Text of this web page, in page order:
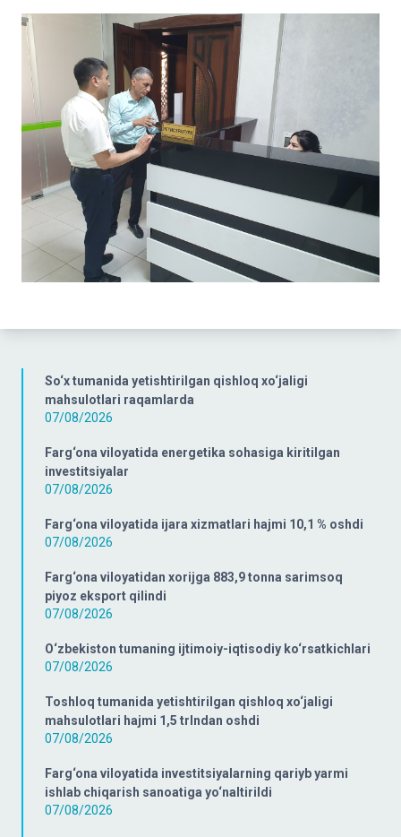
So‘x tumanida yetishtirilgan qishloq xo‘jaligi
mahsulotlari raqamlarda
07/08/2026
Farg‘ona viloyatida energetika sohasiga kiritilgan
investitsiyalar
07/08/2026
Farg‘ona viloyatida ijara xizmatlari hajmi 10,1 % oshdi
07/08/2026
Farg‘ona viloyatidan xorijga 883,9 tonna sarimsoq
piyoz eksport qilindi
07/08/2026
O‘zbekiston tumaning ijtimoiy-iqtisodiy ko‘rsatkichlari
07/08/2026
Toshloq tumanida yetishtirilgan qishloq xo‘jaligi
mahsulotlari hajmi 1,5 trlndan oshdi
07/08/2026
Farg‘ona viloyatida investitsiyalarning qariyb yarmi
ishlab chiqarish sanoatiga yo‘naltirildi
07/08/2026